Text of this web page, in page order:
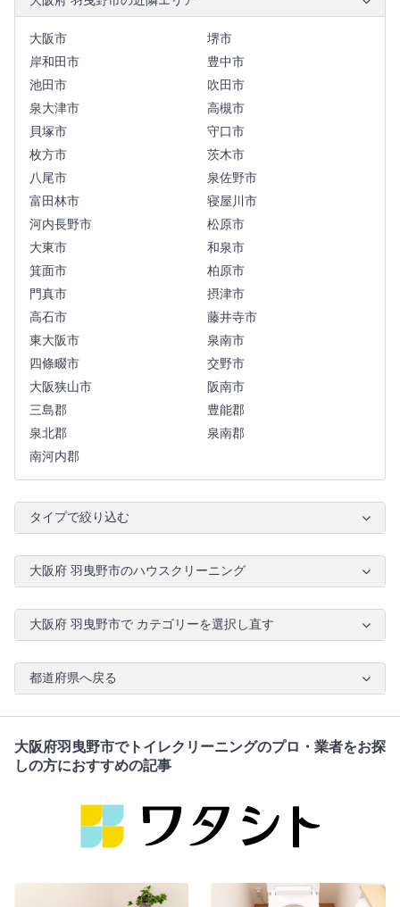
大阪市
堺市
岸和田市
豊中市
池田市
吹田市
泉大津市
高槻市
貝塚市
守口市
枚方市
茨木市
八尾市
泉佐野市
富田林市
寝屋川市
河内長野市
松原市
大東市
和泉市
箕面市
柏原市
門真市
摂津市
高石市
藤井寺市
東大阪市
泉南市
四條畷市
交野市
大阪狭山市
阪南市
三島郡
豊能郡
泉北郡
泉南郡
南河内郡
タイプで絞り込む
大阪府 羽曳野市のハウスクリーニング
大阪府 羽曳野市で カテゴリーを選択し直す
都道府県へ戻る
大阪府羽曳野市でトイレクリーニングのプロ・業者をお探
しの方におすすめの記事